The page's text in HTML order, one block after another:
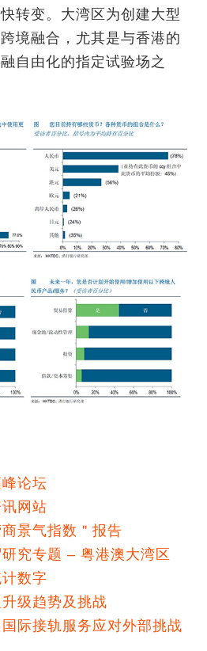
转变。大湾区为创建大型
境融合，尤其是与香港的
自由化的指定试验场之
论坛
网站
景气指数＂报告
究专题 – 粤港澳大湾区
数字
级趋势及挑战
际接轨服务应对外部挑战